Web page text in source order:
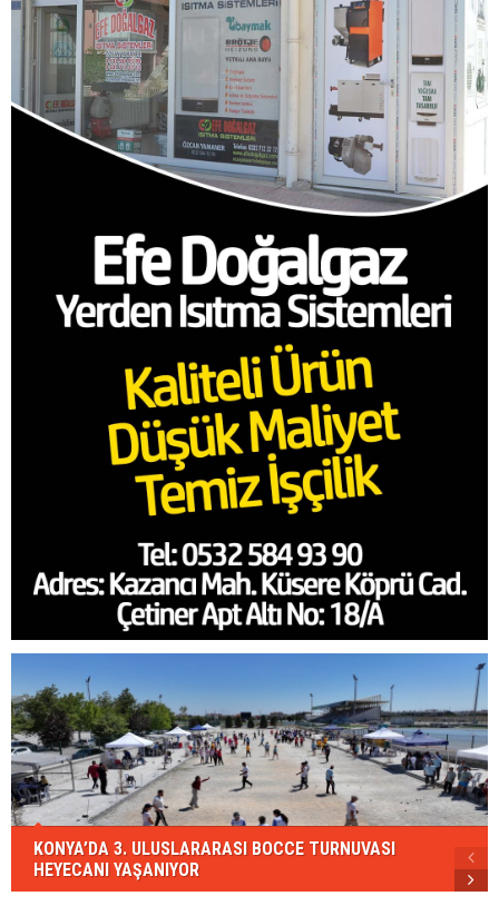
KONYA’DA 3. ULUSLARARASI BOCCE TURNUVASI
HEYECANI YAŞANIYOR